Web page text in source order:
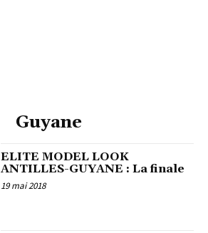
Guyane
ELITE MODEL LOOK
ANTILLES-GUYANE : La finale
19 mai 2018